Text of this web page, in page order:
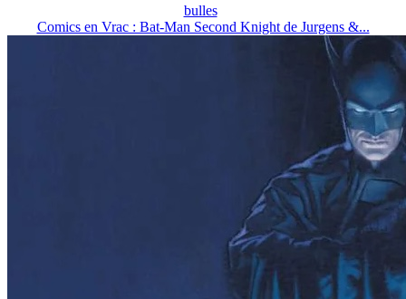
bulles
Comics en Vrac : Bat-Man Second Knight de Jurgens &...